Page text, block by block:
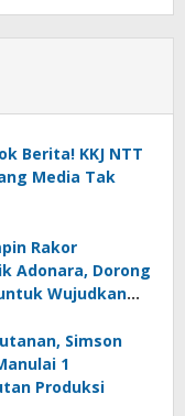
Berita! KKJ NTT
Media Tak
Rakor
Adonara, Dorong
Wujudkan
Simson
1
Produksi